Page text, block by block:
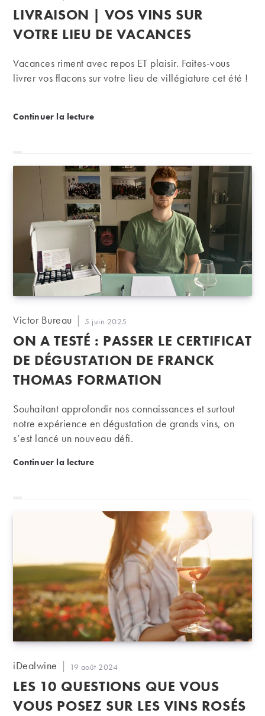
la
publication :
publiée :
LIVRAISON | VOS VINS SUR
VOTRE LIEU DE VACANCES
Vacances riment avec repos ET plaisir. Faites-vous
livrer vos flacons sur votre lieu de villégiature cet été !
Continuer la lectureLivraison | Vos vins sur votre lieu de vacances
Auteur/autrice
la
publication :
Victor Bureau
Publication
publiée :
5 juin 2025
ON A TESTÉ : PASSER LE CERTIFICAT
DE DÉGUSTATION DE FRANCK
THOMAS FORMATION
Souhaitant approfondir nos connaissances et surtout
notre expérience en dégustation de grands vins, on
s’est lancé un nouveau défi.
Continuer la lectureOn a testé : passer le certificat de dégustation de
Auteur/autrice
la
publication :
iDealwine
Publication
publiée :
19 août 2024
LES 10 QUESTIONS QUE VOUS
VOUS POSEZ SUR LES VINS ROSÉS